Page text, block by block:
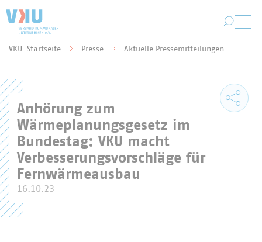
VKU-Startseite Presse Aktuelle Pressemitteilungen
Anhörung zum
Wärmeplanungsgesetz im
Bundestag: VKU macht
Verbesserungsvorschläge für
Fernwärmeausbau
16.10.23